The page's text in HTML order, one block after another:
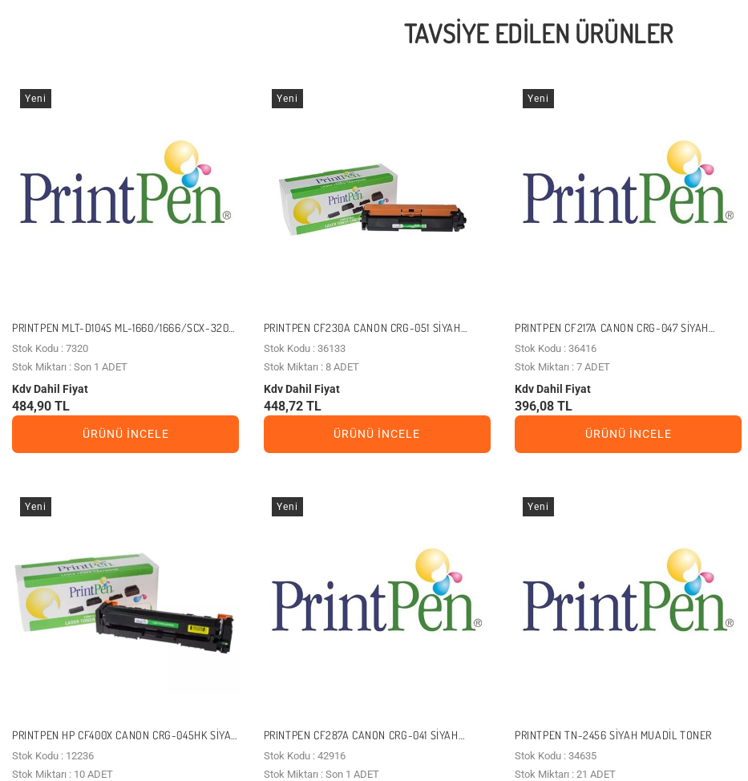
TAVSIYE EDILEN ÜRÜNLER
Yeni
PRINTPEN MLT-D104S ML-1660/1666/SCX-3206
SIYAH MUADIL TONER
Stok Kodu : 7320
Stok Miktarı : Son 1 ADET
Kdv Dahil Fiyat
484,90 TL
ÜRÜNÜ İNCELE
Yeni
PRINTPEN CF230A CANON CRG-051 SIYAH
MUADIL TONER
Stok Kodu : 36133
Stok Miktarı : 8 ADET
Kdv Dahil Fiyat
448,72 TL
ÜRÜNÜ İNCELE
Yeni
PRINTPEN CF217A CANON CRG-047 SIYAH
MUADIL TONER
Stok Kodu : 36416
Stok Miktarı : 7 ADET
Kdv Dahil Fiyat
396,08 TL
ÜRÜNÜ İNCELE
Yeni
PRINTPEN HP CF400X CANON CRG-045HK SIYAH
MUADIL TONER
Stok Kodu : 12236
Stok Miktarı : 10 ADET
Yeni
PRINTPEN CF287A CANON CRG-041 SIYAH
MUADIL TONER
Stok Kodu : 42916
Stok Miktarı : Son 1 ADET
Yeni
PRINTPEN TN-2456 SIYAH MUADIL TONER
Stok Kodu : 34635
Stok Miktarı : 21 ADET